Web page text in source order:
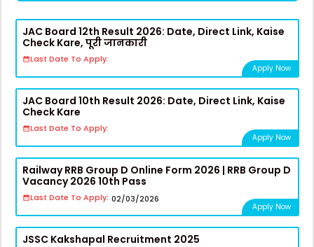
JAC Board 12th Result 2026: Date, Direct Link, Kaise
Check Kare, पूरी जानकारी
Last Date To Apply:
Apply Now
JAC Board 10th Result 2026: Date, Direct Link, Kaise
Check Kare
Last Date To Apply:
Apply Now
Railway RRB Group D Online Form 2026 | RRB Group D
Vacancy 2026 10th Pass
Last Date To Apply: 02/03/2026
Apply Now
JSSC Kakshapal Recruitment 2025